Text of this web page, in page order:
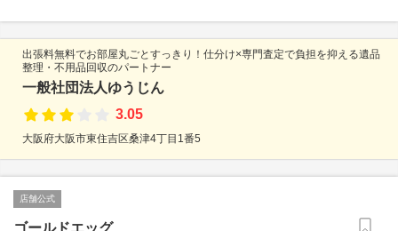
出張料無料でお部屋丸ごとすっきり！仕分け×専門査定で負担を抑える遺品
整理・不用品回収のパートナー
一般社団法人ゆうじん
3.05
大阪府大阪市東住吉区桑津4丁目1番5
店舗公式
ゴールドエッグ